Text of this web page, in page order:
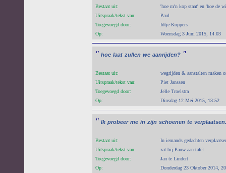
Bestaat uit:
'hoe m'n kop staat' en 'hoe de
Uitspraak/tekst van:
Paul
Toegevoegd door:
Idtje Koppers
Op:
Woensdag 3 Juni 2015, 14:03
" hoe laat zullen we aanrijden? "
Bestaat uit:
wegrijden & aanstalten maken
Uitspraak/tekst van:
Piet Janssen
Toegevoegd door:
Jelle Troelstra
Op:
Dinsdag 12 Mei 2015, 13:52
" Ik probeer me in zijn schoenen te verplaatsen.
Bestaat uit:
In iemands gedachten
Uitspraak/tekst van:
zat bij Pauw aan tafel
Toegevoegd door:
Jan te Lindert
Op:
Donderdag 23 Oktober 2014,